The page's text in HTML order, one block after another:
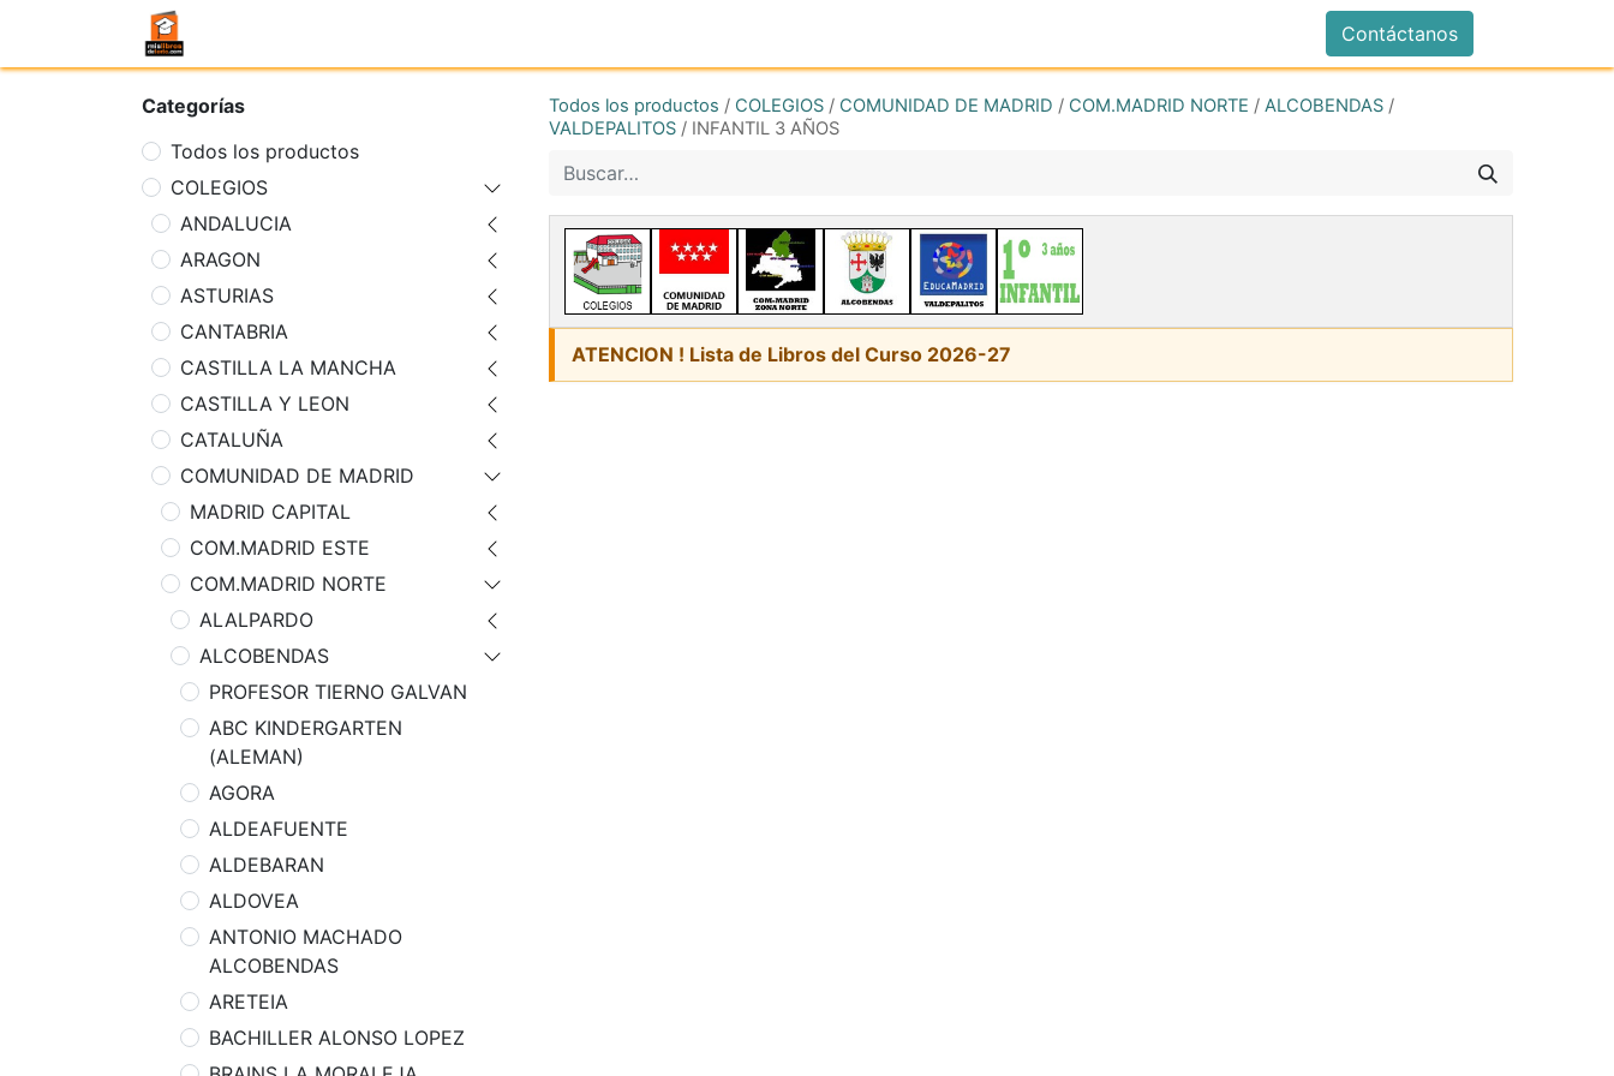
Contáctanos
Categorías
Todos los productos
COLEGIOS
ANDALUCIA
ARAGON
ASTURIAS
CANTABRIA
CASTILLA LA MANCHA
CASTILLA Y LEON
CATALUÑA
COMUNIDAD DE MADRID
MADRID CAPITAL
COM.MADRID ESTE
COM.MADRID NORTE
ALALPARDO
ALCOBENDAS
PROFESOR TIERNO GALVAN
ABC KINDERGARTEN
(ALEMAN)
AGORA
ALDEAFUENTE
ALDEBARAN
ALDOVEA
ANTONIO MACHADO
ALCOBENDAS
ARETEIA
BACHILLER ALONSO LOPEZ
Todos los productos / COLEGIOS / COMUNIDAD DE MADRID / COM.MADRID NORTE / ALCOBENDAS /
VALDEPALITOS / INFANTIL 3 AÑOS
ATENCION ! Lista de Libros del Curso 2026-27